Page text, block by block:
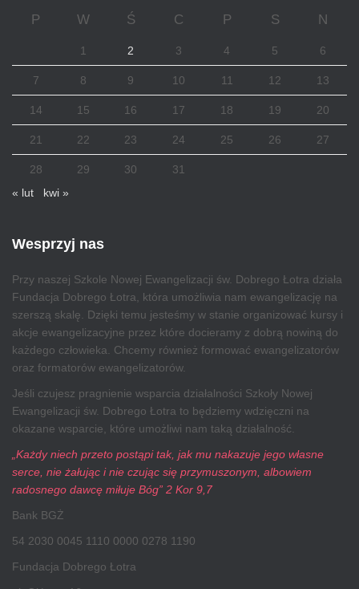
P W Ś C P S N
1 2 3 4 5 6
7 8 9 10 11 12 13
14 15 16 17 18 19 20
21 22 23 24 25 26 27
28 29 30
31
« lut
kwi »
Wesprzyj nas
Przy naszej Szkole Nowej Ewangelizacji św. Dobrego Łotra działa
Fundacja Dobrego Łotra, która umożliwia nam ewangelizację na
szerszą skalę. Dzięki temu jesteśmy w stanie organizować kursy i
akcje ewangelizacyjne przez które docieramy z dobrą nowiną do
każdego człowieka. Chcemy również formować ewangelizatorów
oraz formatorów ewangelizatorów.
Jeśli czujesz pragnienie wsparcia działalności Szkoły Nowej
Ewangelizacji św. Dobrego Łotra to będziemy wdzięczni na
okazane wsparcie, które umożliwi nam taką działalność.
„Każdy niech przeto postąpi tak, jak mu nakazuje jego własne
serce, nie żałując i nie czując się przymuszonym, albowiem
radosnego dawcę miłuje Bóg” 2 Kor 9,7
Bank BGŻ
54 2030 0045 1110 0000 0278 1190
Fundacja Dobrego Łotra